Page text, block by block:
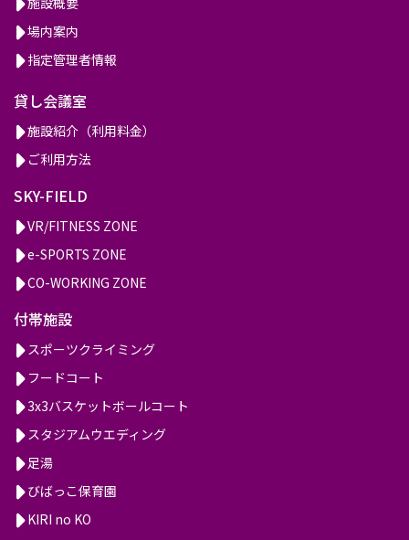
場内案内
指定管理者情報
貸し会議室
施設紹介（利用料金）
ご利用方法
SKY-FIELD
VR/FITNESS ZONE
e-SPORTS ZONE
CO-WORKING ZONE
付帯施設
スポーツクライミング
フードコート
3x3バスケットボールコート
スタジアムウエディング
足湯
びばっこ保育園
KIRI no KO